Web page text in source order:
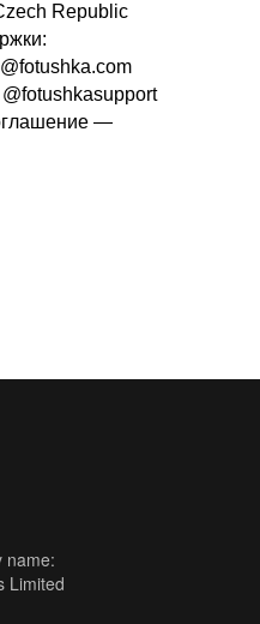
Republic
—
name:
Limited